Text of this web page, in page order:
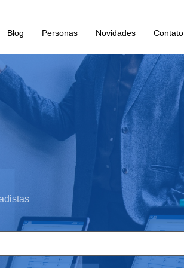
Blog Personas Novidades Contato